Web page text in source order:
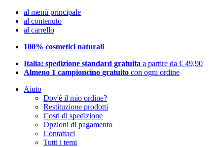
al menù principale
al contenuto
al carrello
100% cosmetici naturali
Italia: spedizione standard gratuita a partire da € 49,90
Almeno 1 campioncino gratuito con ogni ordine
Aiuto
Dov'è il mio ordine?
Restituzione prodotti
Costi di spedizione
Opzioni di pagamento
Contattaci
Tutti i temi